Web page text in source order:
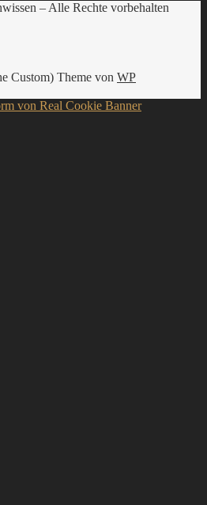
– Alle Rechte vorbehalten
Custom) Theme von WP
von Real Cookie Banner